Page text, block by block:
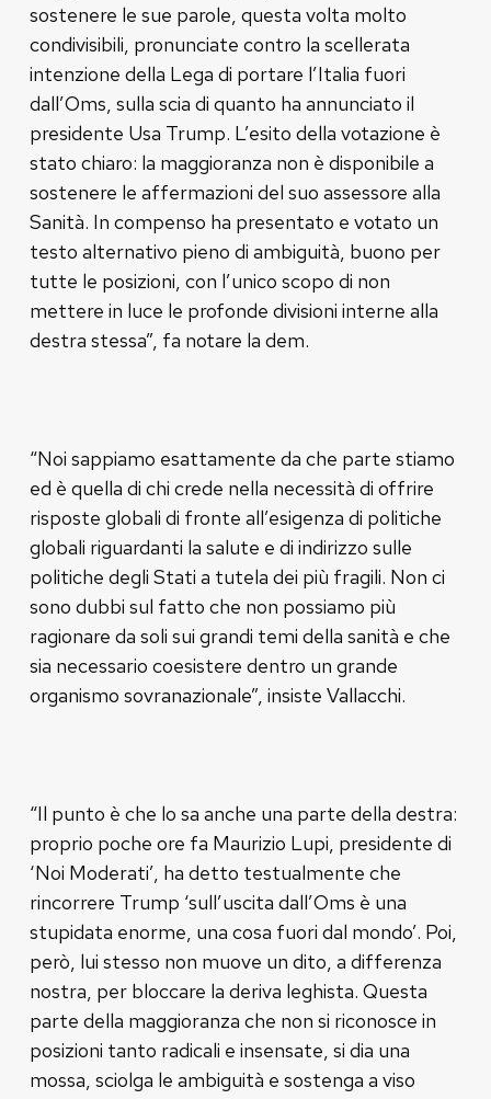
sostenere le sue parole, questa volta molto
condivisibili, pronunciate contro la scellerata
intenzione della Lega di portare l’Italia fuori
dall’Oms, sulla scia di quanto ha annunciato il
presidente Usa Trump. L’esito della votazione è
stato chiaro: la maggioranza non è disponibile a
sostenere le affermazioni del suo assessore alla
Sanità. In compenso ha presentato e votato un
testo alternativo pieno di ambiguità, buono per
tutte le posizioni, con l’unico scopo di non
mettere in luce le profonde divisioni interne alla
destra stessa”, fa notare la dem.
“Noi sappiamo esattamente da che parte stiamo
ed è quella di chi crede nella necessità di offrire
risposte globali di fronte all’esigenza di politiche
globali riguardanti la salute e di indirizzo sulle
politiche degli Stati a tutela dei più fragili. Non ci
sono dubbi sul fatto che non possiamo più
ragionare da soli sui grandi temi della sanità e che
sia necessario coesistere dentro un grande
organismo sovranazionale”, insiste Vallacchi.
“Il punto è che lo sa anche una parte della destra:
proprio poche ore fa Maurizio Lupi, presidente di
‘Noi Moderati’, ha detto testualmente che
rincorrere Trump ‘sull’uscita dall’Oms è una
stupidata enorme, una cosa fuori dal mondo’. Poi,
però, lui stesso non muove un dito, a differenza
nostra, per bloccare la deriva leghista. Questa
parte della maggioranza che non si riconosce in
posizioni tanto radicali e insensate, si dia una
mossa, sciolga le ambiguità e sostenga a viso